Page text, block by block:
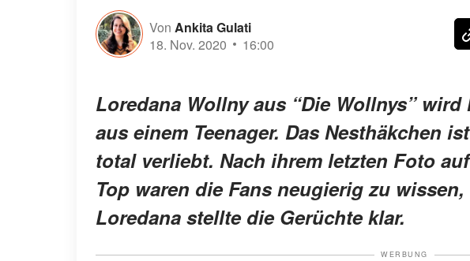
Von Ankita Gulati
18. Nov. 2020
16:00
Loredana Wollny aus “Die Wollnys”
aus einem Teenager. Das Nesthäkchen
total verliebt. Nach ihrem letzten Foto
Top waren die Fans neugierig zu
Loredana stellte die Gerüchte klar.
WERBUNG